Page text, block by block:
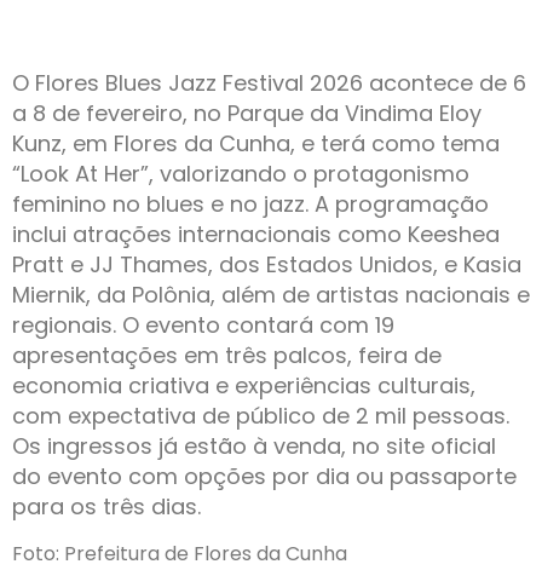
O Flores Blues Jazz Festival 2026 acontece de 6
a 8 de fevereiro, no Parque da Vindima Eloy
Kunz, em Flores da Cunha, e terá como tema
“Look At Her”, valorizando o protagonismo
feminino no blues e no jazz. A programação
inclui atrações internacionais como Keeshea
Pratt e JJ Thames, dos Estados Unidos, e Kasia
Miernik, da Polônia, além de artistas nacionais e
regionais. O evento contará com 19
apresentações em três palcos, feira de
economia criativa e experiências culturais,
com expectativa de público de 2 mil pessoas.
Os ingressos já estão à venda, no site oficial
do evento com opções por dia ou passaporte
para os três dias.
Foto: Prefeitura de Flores da Cunha